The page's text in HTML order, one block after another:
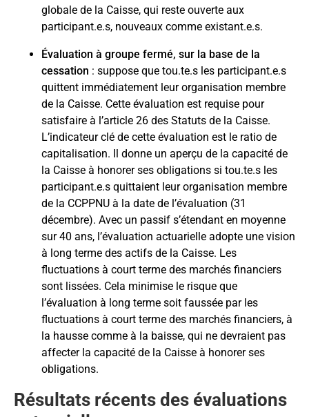
globale de la Caisse, qui reste ouverte aux
participant.e.s, nouveaux comme existant.e.s.
Évaluation à groupe fermé, sur la base de la
cessation : suppose que tou.te.s les participant.e.s
quittent immédiatement leur organisation membre
de la Caisse. Cette évaluation est requise pour
satisfaire à l’article 26 des Statuts de la Caisse.
L’indicateur clé de cette évaluation est le ratio de
capitalisation. Il donne un aperçu de la capacité de
la Caisse à honorer ses obligations si tou.te.s les
participant.e.s quittaient leur organisation membre
de la CCPPNU à la date de l’évaluation (31
décembre). Avec un passif s’étendant en moyenne
sur 40 ans, l’évaluation actuarielle adopte une vision
à long terme des actifs de la Caisse. Les
fluctuations à court terme des marchés financiers
sont lissées. Cela minimise le risque que
l’évaluation à long terme soit faussée par les
fluctuations à court terme des marchés financiers, à
la hausse comme à la baisse, qui ne devraient pas
affecter la capacité de la Caisse à honorer ses
obligations.
Résultats récents des évaluations